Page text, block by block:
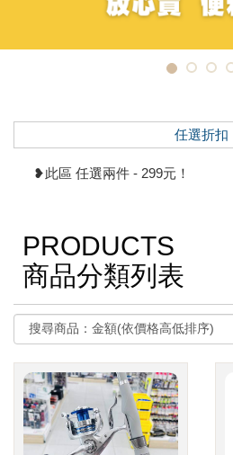
任選折扣
❥此區 任選兩件 - 299元！
PRODUCTS
商品分類列表